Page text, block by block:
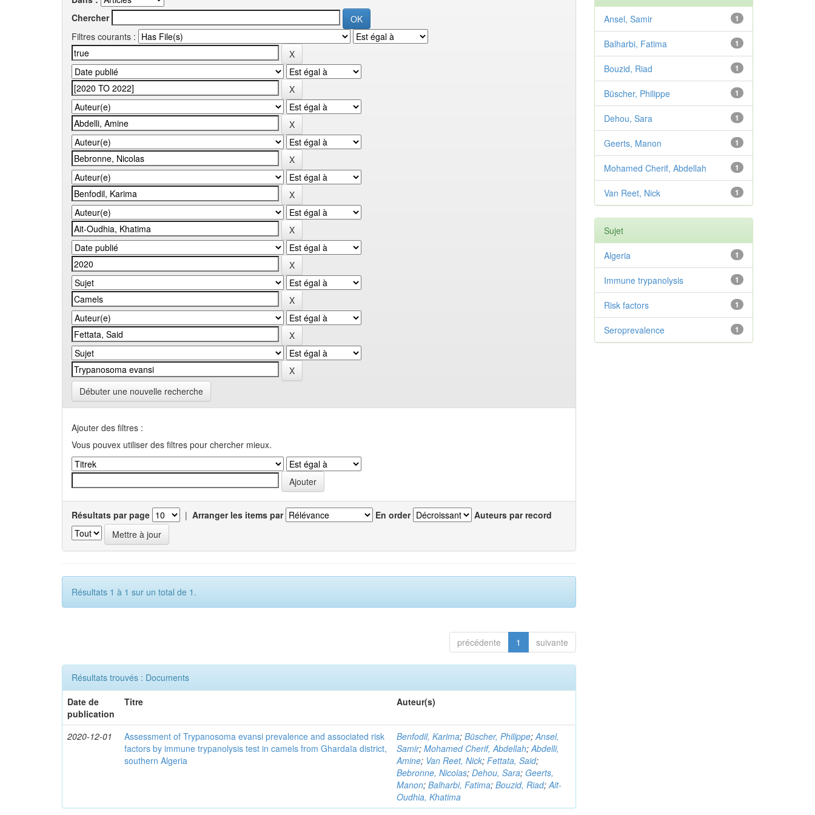
Chercher
Filtres courants :
Débuter une nouvelle recherche
Ajouter des filtres :
Vous pouvex utiliser des filtres pour chercher mieux.
Résultats par page | Arranger les items par En order Auteurs par record
Résultats 1 à 1 sur un total de 1.
précédente 1 suivante
Résultats trouvés : Documents
Date de
publication
Titre Auteur(s)
2020-12-01
Assessment of Trypanosoma evansi prevalence and associated risk
factors by immune trypanolysis test in camels from Ghardaïa district,
southern Algeria
Benfodil, Karima;Büscher, Philippe;Ansel,
Samir;Mohamed Cherif, Abdellah;Abdelli,
Amine; Van Reet, Nick;Fettata, Said;
Bebronne, Nicolas;Dehou, Sara; Geerts,
Manon;Balharbi, Fatima;Bouzid, Riad;Ait-
Oudhia, Khatima
1
Ansel, Samir
1
Balharbi, Fatima
1
Bouzid, Riad
1
Büscher, Philippe
1
Dehou, Sara
1
Geerts, Manon
1
Mohamed Cherif, Abdellah
1
Van Reet, Nick
Sujet
1
Algeria
1
Immune trypanolysis
1
Risk factors
1
Seroprevalence